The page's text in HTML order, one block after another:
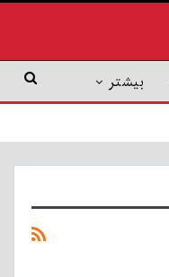
بیشتر